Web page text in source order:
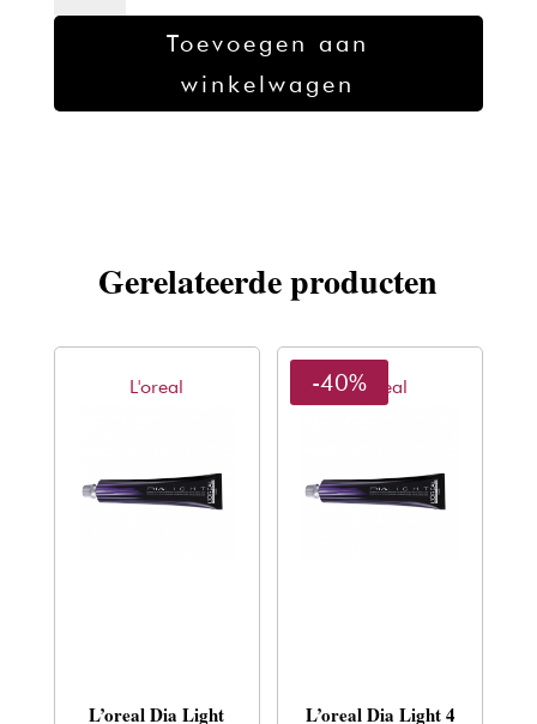
Toevoegen aan
winkelwagen
Gerelateerde producten
L'oreal
L’oreal Dia Light
L'oreal
-40%
L’oreal Dia Light 4